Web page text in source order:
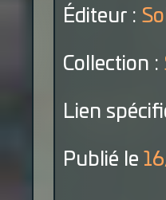
Éditeur :
Collection :
Lien
Publié le